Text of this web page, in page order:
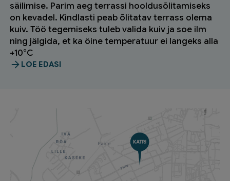
säilimise. Parim aeg terrassi hooldusõlitamiseks
on kevadel. Kindlasti peab õlitatav terrass olema
kuiv. Töö tegemiseks tuleb valida kuiv ja soe ilm
ning jälgida, et ka öine temperatuur ei langeks alla
+10°C
LOE EDASI